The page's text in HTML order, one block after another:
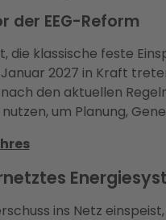
der EEG-Reform
klassische feste
2027 in Kraft
den aktuellen
um Planung,
ins Netz